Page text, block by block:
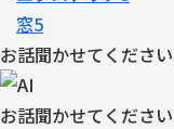
窓5
お話聞かせてくださ
お話聞かせてください